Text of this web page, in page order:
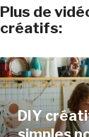
Plus de
créatifs:
DIY